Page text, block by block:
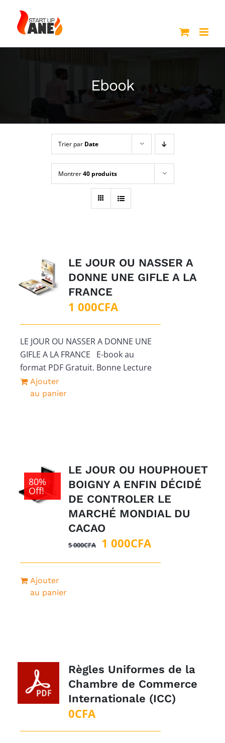
contenu
Ebook
Trier par Date
Montrer40 produits
LE JOUR OU NASSER A
DONNE UNE GIFLE A LA
FRANCE
1 000CFA
LE JOUR OU NASSER A DONNE UNE
GIFLE A LA FRANCE E-book au
format PDF Gratuit. Bonne Lecture
Ajouter
au panier
80%
Off!
LE JOUR OU HOUPHOUET
BOIGNY A ENFIN DÉCIDÉ
DE CONTROLER LE
MARCHÉ MONDIAL DU
CACAO
5 000CFA
Le
1 000CFALe
Ajouter
au panier
Règles Uniformes de la
Chambre de Commerce
Internationale (ICC)
0CFA